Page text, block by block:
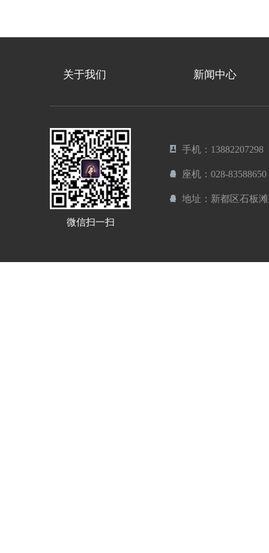
关于我们 新闻中心
微信扫一扫
手机：13882207298
座机：028-83588650
地址：新都区石板